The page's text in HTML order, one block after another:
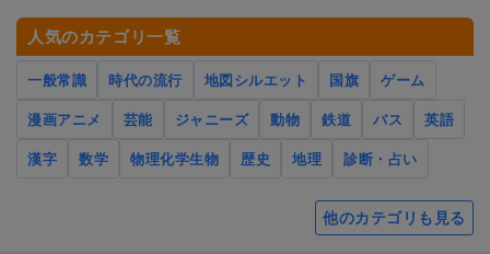
人気のカテゴリ一覧
一般常識 時代の流行 地図シルエット 国旗
ゲーム
漫画アニメ
芸能 ジャニーズ 動物 鉄道 バス
英語
漢字
数学 物理化学生物 歴史 地理 診断・占い
他のカテゴリも見る